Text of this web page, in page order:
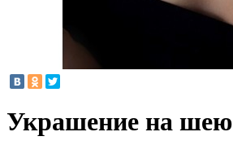
Украшение на шею